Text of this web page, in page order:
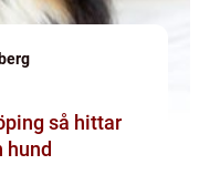
hittar
hund